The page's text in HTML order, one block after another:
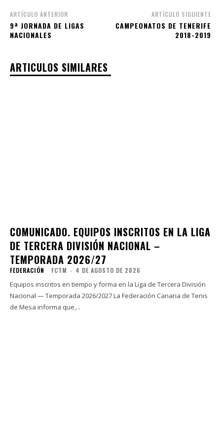
ARTÍCULO ANTERIOR
9ª JORNADA DE LIGAS
NACIONALES
ARTÍCULO SIGUIENTE
CAMPEONATOS DE TENERIFE
2018-2019
ARTICULOS SIMILARES
COMUNICADO. EQUIPOS INSCRITOS EN LA LIGA
DE TERCERA DIVISIÓN NACIONAL –
TEMPORADA 2026/27
FEDERACIÓN FCTM - 4 DE AGOSTO DE 2026
Equipos inscritos en tiempo y forma en la Liga de Tercera División
Nacional — Temporada 2026/2027 La Federación Canaria de Tenis
de Mesa informa que,...